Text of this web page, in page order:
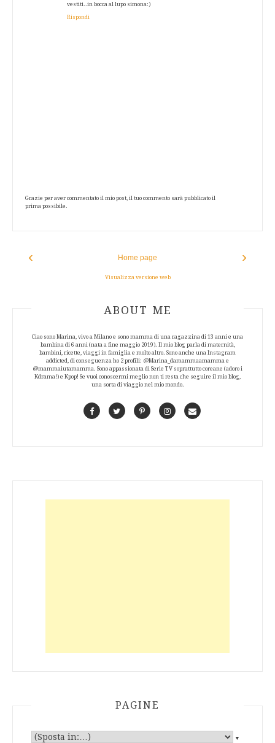
vestiti..in bocca al lupo simona:)
Rispondi
Grazie per aver commentato il mio post, il tuo commento sarà pubblicato il
prima possibile.
‹ ›
Home page
Visualizza versione web
ABOUT AUTHOR
ABOUT ME
Ciao sono Marina, vivo a Milano e sono mamma di una ragazzina di 13 anni e una
bambina di 6 anni (nata a fine maggio 2019). Il mio blog parla di maternità,
bambini, ricette, viaggi in famiglia e molto altro. Sono anche una Instagram
addicted, di conseguenza ho 2 profili: @Marina_damammaamamma e
@mammaiutamamma. Sono appassionata di Serie TV soprattutto coreane (adoro i
Kdrama!) e Kpop! Se vuoi conoscermi meglio non ti resta che seguire il mio blog,
una sorta di viaggio nel mio mondo.
FacebookTwitterPinterestInstagramContact
PAGINE
▼